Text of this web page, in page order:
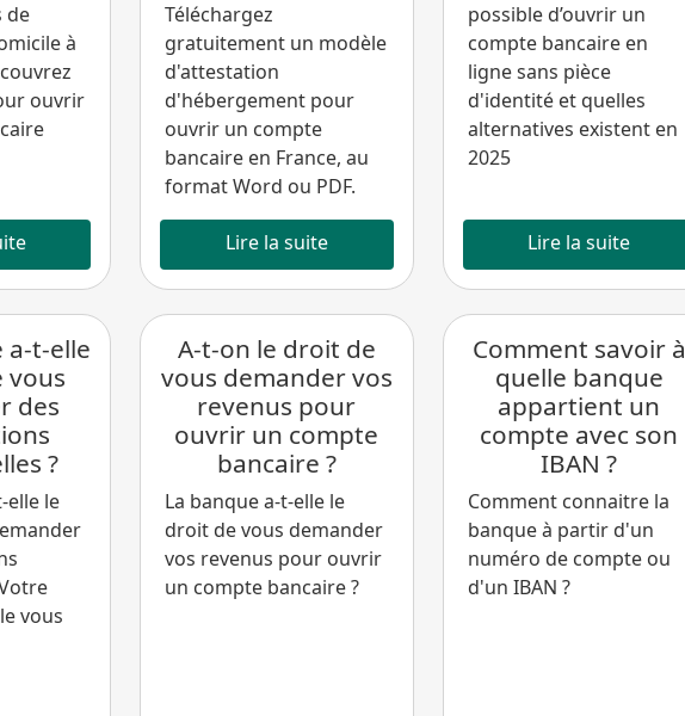
de
à
ouvrir
Téléchargez
gratuitement un modèle
d'attestation
d'hébergement pour
ouvrir un compte
bancaire en France, au
format Word ou PDF.
Lire la suite
possible d’ouvrir un
compte bancaire en
ligne sans pièce
d'identité et quelles
alternatives existent en
2025
Lire la suite
a-t-elle
vous
des
?
elle le
vous
A-t-on le droit de
vous demander vos
revenus pour
ouvrir un compte
bancaire ?
La banque a-t-elle le
droit de vous demander
vos revenus pour ouvrir
un compte bancaire ?
Comment savoir à
quelle banque
appartient un
compte avec son
IBAN ?
Comment connaitre la
banque à partir d'un
numéro de compte ou
d'un IBAN ?